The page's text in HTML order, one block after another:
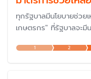
ทุกรัฐบาลมีนโยบายช่วย
เกษตรกร" ที่รัฐบาลจะ
หนี้" ด้วยเงื่อนไขผ่อน
เพื่อช่วยเหลือเกษตรกร
ผลิต เช่น ปุ่ย โดยแต่ละ
1 2